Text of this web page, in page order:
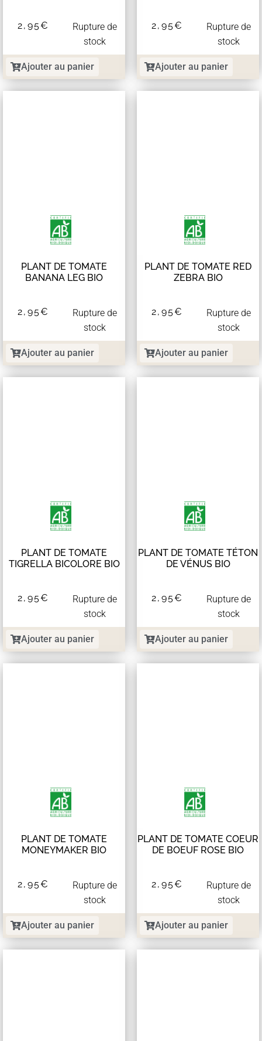
2,95€
Rupture de
stock
Ajouter au panier
2,95€
Rupture de
stock
Ajouter au panier
PLANT DE TOMATE
BANANA LEG BIO
2,95€
Rupture de
stock
Ajouter au panier
PLANT DE TOMATE RED
ZEBRA BIO
2,95€
Rupture de
stock
Ajouter au panier
PLANT DE TOMATE
TIGRELLA BICOLORE BIO
2,95€
Rupture de
stock
Ajouter au panier
PLANT DE TOMATE TÉTON
DE VÉNUS BIO
2,95€
Rupture de
stock
Ajouter au panier
PLANT DE TOMATE
MONEYMAKER BIO
2,95€
Rupture de
stock
Ajouter au panier
PLANT DE TOMATE COEUR
DE BOEUF ROSE BIO
2,95€
Rupture de
stock
Ajouter au panier